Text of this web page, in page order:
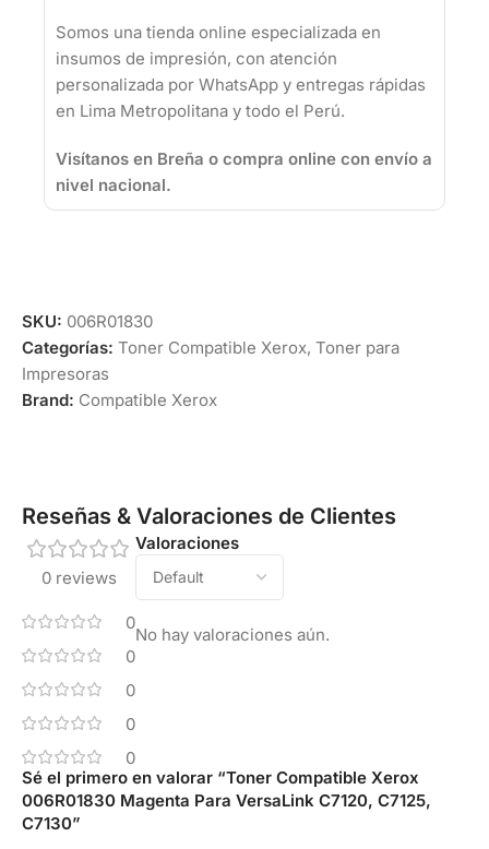
Somos una tienda online especializada en
insumos de impresión, con atención
personalizada por WhatsApp y entregas rápidas
en Lima Metropolitana y todo el Perú.
Visítanos en Breña o compra online con envío a
nivel nacional.
SKU: 006R01830
Categorías: Toner Compatible Xerox, Toner para
Impresoras
Brand: Compatible Xerox
Reseñas & Valoraciones de Clientes
0 reviews
0
0
0
0
0
Valoraciones
No hay valoraciones aún.
Sé el primero en valorar “Toner Compatible Xerox
006R01830 Magenta Para VersaLink C7120, C7125,
C7130”